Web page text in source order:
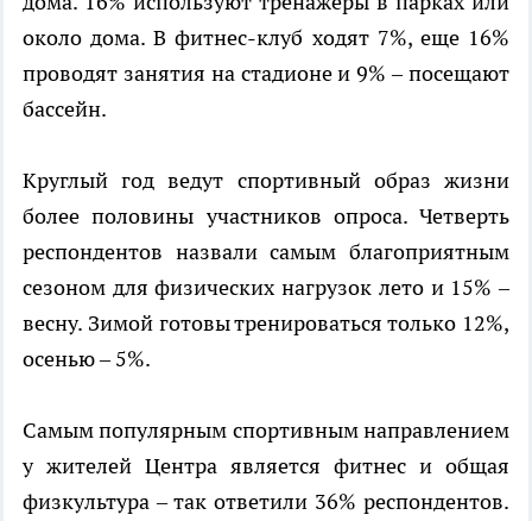
около дома. В фитнес-клуб ходят 7%, еще 16%
проводят занятия на стадионе и 9% – посещают
бассейн.
Круглый год ведут спортивный образ жизни
более половины участников опроса. Четверть
респондентов назвали самым благоприятным
сезоном для физических нагрузок лето и 15% –
весну. Зимой готовы тренироваться только 12%,
осенью – 5%.
Самым популярным спортивным направлением
у жителей Центра является фитнес и общая
физкультура – так ответили 36% респондентов.